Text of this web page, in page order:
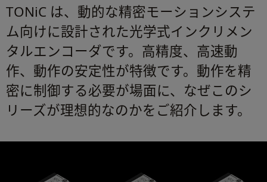
TONiC は、動的な精密モーションシステ
ム向けに設計された光学式インクリメン
タルエンコーダです。高精度、高速動
作、動作の安定性が特徴です。動作を精
密に制御する必要が場面に、なぜこのシ
リーズが理想的なのかをご紹介します。